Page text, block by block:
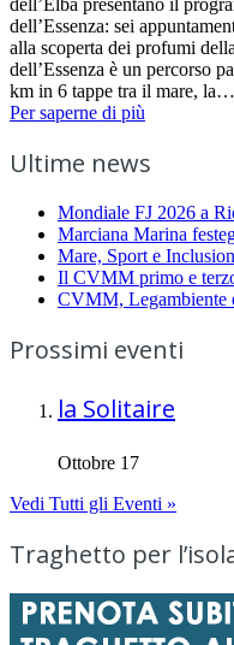
dell’Elba presentano il
dell’Essenza: sei
alla scoperta dei profumi
dell’Essenza è un percorso
km in 6 tappe tra il mare, la…
Per saperne di più
Ultime news
Mondiale FJ 2026 a
Marciana Marina
Mare, Sport e
Il CVMM primo e
CVMM, Legambiente
Prossimi eventi
la Solitaire
Ottobre 17
Vedi Tutti gli Eventi »
Traghetto per